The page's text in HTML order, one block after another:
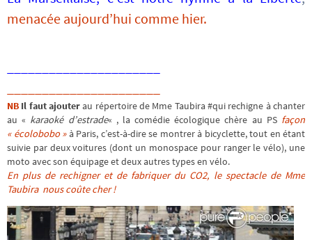
menacée aujourd’hui comme hier.
NB Il faut ajouterau répertoire de Mme Taubira #qui rechigne à chanter
au « karaoké d’estrade« , la comédie écologique chère au PS façon
« écolobobo »à Paris, c’est-à-dire se montrer à bicyclette, tout en étant
suivie par deux voitures (dont un monospace pour ranger le vélo), une
moto avec son équipage et deux autres types en vélo.
En plus de rechigner et de fabriquer du CO2, le spectacle de Mme
Taubira nous coûte cher !